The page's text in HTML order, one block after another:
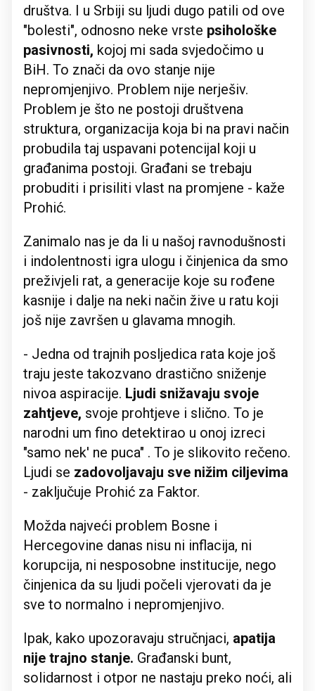
društva. I u Srbiji su ljudi dugo patili od ove
"bolesti", odnosno neke vrste psihološke
pasivnosti, kojoj mi sada svjedočimo u
BiH. To znači da ovo stanje nije
nepromjenjivo. Problem nije nerješiv.
Problem je što ne postoji društvena
struktura, organizacija koja bi na pravi način
probudila taj uspavani potencijal koji u
građanima postoji. Građani se trebaju
probuditi i prisiliti vlast na promjene - kaže
Prohić.
Zanimalo nas je da li u našoj ravnodušnosti
i indolentnosti igra ulogu i činjenica da smo
preživjeli rat, a generacije koje su rođene
kasnije i dalje na neki način žive u ratu koji
još nije završen u glavama mnogih.
- Jedna od trajnih posljedica rata koje još
traju jeste takozvano drastično sniženje
nivoa aspiracije. Ljudi snižavaju svoje
zahtjeve, svoje prohtjeve i slično. To je
narodni um fino detektirao u onoj izreci
"samo nek' ne puca" . To je slikovito rečeno.
Ljudi se zadovoljavaju sve nižim ciljevima
- zaključuje Prohić za Faktor.
Možda najveći problem Bosne i
Hercegovine danas nisu ni inflacija, ni
korupcija, ni nesposobne institucije, nego
činjenica da su ljudi počeli vjerovati da je
sve to normalno i nepromjenjivo.
Ipak, kako upozoravaju stručnjaci, apatija
nije trajno stanje. Građanski bunt,
solidarnost i otpor ne nastaju preko noći, ali